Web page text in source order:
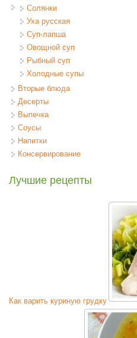
Солянки
Уха русская
Суп-лапша
Овощной суп
Рыбный суп
Холодные супы
Вторые блюда
Десерты
Выпечка
Соусы
Напитки
Консервирование
Лучшие рецепты
Как варить куриную грудку